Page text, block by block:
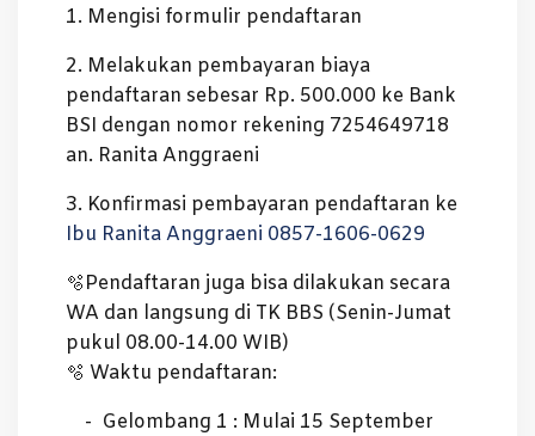
1. Mengisi formulir pendaftaran
2. Melakukan pembayaran biaya
pendaftaran sebesar Rp. 500.000 ke Bank
BSI dengan nomor rekening 7254649718
an. Ranita Anggraeni
3. Konfirmasi pembayaran pendaftaran ke
Ibu Ranita Anggraeni 0857-1606-0629
🫧Pendaftaran juga bisa dilakukan secara
WA dan langsung di TK BBS (Senin-Jumat
pukul 08.00-14.00 WIB)
🫧 Waktu pendaftaran:
- Gelombang 1 : Mulai 15 September